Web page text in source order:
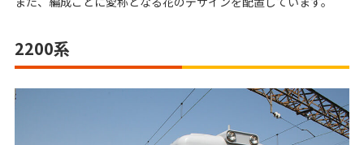
2200系